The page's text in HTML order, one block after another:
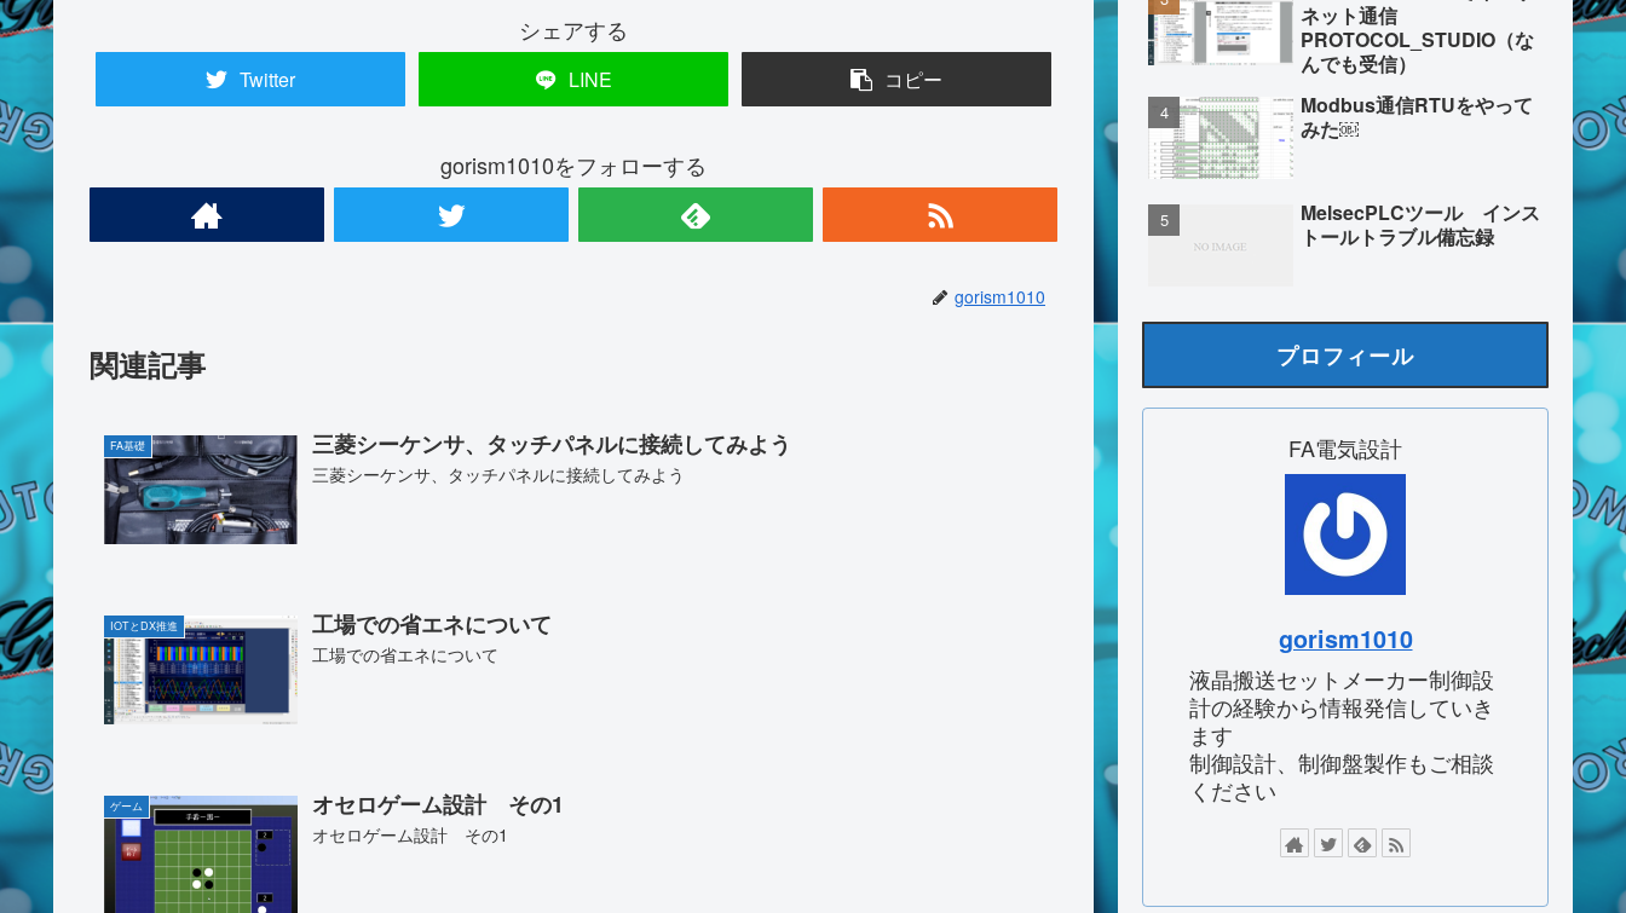
シェアする
Twitter LINE コピー
gorism1010をフォローする
gorism1010
関連記事
FA基礎 三菱シーケンサ、タッチパネルに接続してみよう
三菱シーケンサ、タッチパネルに接続してみよう
IOTとDX推進 工場での省エネについて
工場での省エネについて
ゲーム オセロゲーム設計 その1
オセロゲーム設計 その1
ネット通信
PROTOCOL_STUDIO（な
んでも受信）
Modbus通信RTUをやって
みた￼
MelsecPLCツール インス
トールトラブル備忘録
プロフィール
FA電気設計
gorism1010
液晶搬送セットメーカー制御設
計の経験から情報発信していき
ます
制御設計、制御盤製作もご相談
ください